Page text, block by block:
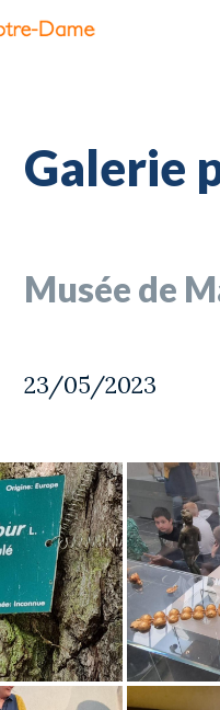
Galerie
Musée de
23/05/2023